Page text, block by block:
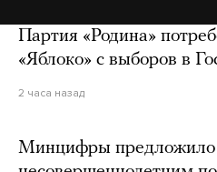
Партия «Родина»
«Яблоко» с выборов в
2 часа назад
Минцифры предложило